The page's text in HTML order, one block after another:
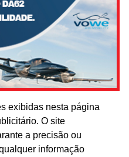
exibidas nesta página
O site
a precisão ou
informação